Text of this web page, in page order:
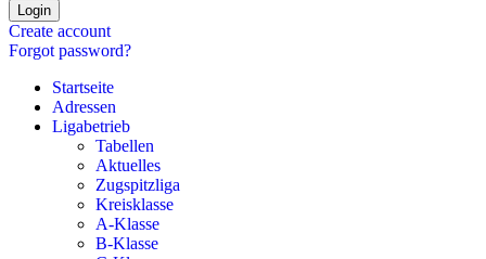
Login
Create account
Forgot password?
Startseite
Adressen
Ligabetrieb
Tabellen
Aktuelles
Zugspitzliga
Kreisklasse
A-Klasse
B-Klasse